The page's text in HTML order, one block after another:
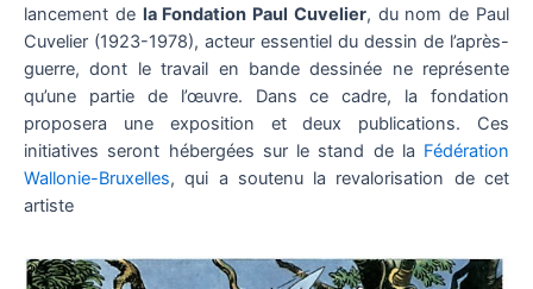
lancement de la Fondation Paul Cuvelier, du nom de Paul
Cuvelier (1923-1978), acteur essentiel du dessin de l’après-
guerre, dont le travail en bande dessinée ne représente
qu’une partie de l’œuvre. Dans ce cadre, la fondation
proposera une exposition et deux publications. Ces
initiatives seront hébergées sur le stand de la Fédération
Wallonie-Bruxelles, qui a soutenu la revalorisation de cet
artiste